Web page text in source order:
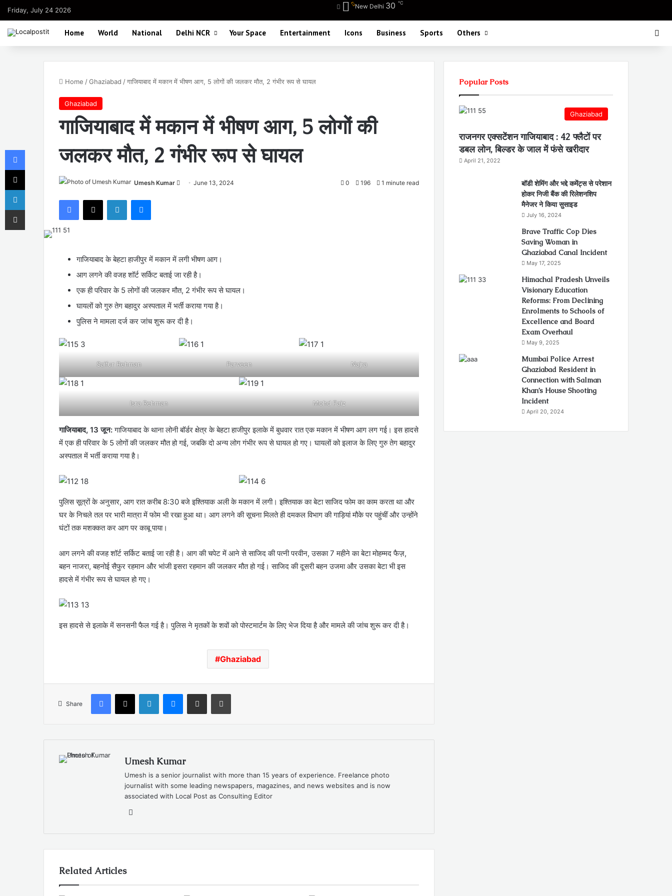
Friday, July 24 2026 New Delhi 30 ℃
Home World National Delhi NCR Your Space Entertainment Icons Business Sports Others Youtube
Home /Ghaziabad /गाजियाबाद में मकान में भीषण आग, 5 लोगों की जलकर मौत, 2 गंभीर रूप से घायल
Ghaziabad
गाजियाबाद में मकान में भीषण आग, 5 लोगों की
जलकर मौत, 2 गंभीर रूप से घायल
Umesh Kumar
SendJune 13, 2024 0 196 1 minute read
Facebook
X LinkedInMessenger
गाजियाबाद के बेहटा हाजीपुर में मकान में लगी भीषण आग।
आग लगने की वजह शॉर्ट सर्किट बताई जा रही है।
एक ही परिवार के 5 लोगों की जलकर मौत, 2 गंभीर रूप से घायल।
घायलों को गुरु तेग बहादुर अस्पताल में भर्ती कराया गया है।
पुलिस ने मामला दर्ज कर जांच शुरू कर दी है।
Saifur Rehman Parveen Najra
Isra Rehman Mohd Faiz
गाजियाबाद, 13 जून:गाजियाबाद के थाना लोनी बॉर्डर क्षेत्र के बेहटा हाजीपुर इलाके में बुधवार रात एक मकान में भीषण आग लग गई। इस हादसे
में एक ही परिवार के 5 लोगों की जलकर मौत हो गई, जबकि दो अन्य लोग गंभीर रूप से घायल हो गए। घायलों को इलाज के लिए गुरु तेग बहादुर
अस्पताल में भर्ती कराया गया है।
पुलिस सूत्रों के अनुसार, आग रात करीब 8:30 बजे इश्तियाक अली के मकान में लगी। इश्तियाक का बेटा साजिद फोम का काम करता था और
घर के निचले तल पर भारी मात्रा में फोम भी रखा हुआ था। आग लगने की सूचना मिलते ही दमकल विभाग की गाड़ियां मौके पर पहुंचीं और उन्होंने
घंटों तक मशक्कत कर आग पर काबू पाया।
आग लगने की वजह शॉर्ट सर्किट बताई जा रही है। आग की चपेट में आने से साजिद की पत्नी परवीन, उसका 7 महीने का बेटा मोहम्मद फैज़,
बहन नाजरा, बहनोई सैफुर रहमान और भांजी इसरा रहमान की जलकर मौत हो गई। साजिद की दूसरी बहन उजमा और उसका बेटा भी इस
हादसे में गंभीर रूप से घायल हो गए।
इस हादसे से इलाके में सनसनी फैल गई है। पुलिस ने मृतकों के शवों को पोस्टमार्टम के लिए भेज दिया है और मामले की जांच शुरू कर दी है।
Ghaziabad
Share
Facebook
X LinkedInMessenger
Share via Email Print
Umesh Kumar
Umesh is a senior journalist with more than 15 years of experience. Freelance photo
journalist with some leading newspapers, magazines, and news websites and is now
associated with Local Post as Consulting Editor
Related Articles
Popular Posts
Ghaziabad
राजनगर एक्सटेंशन गाजियाबाद : 42 फ्लैटों पर
डबल लोन, बिल्डर के जाल में फंसे खरीदार
April 21, 2022
बॉडी शेमिंग और भद्दे कमेंट्स से परेशान
होकर निजी बैंक की रिलेशनशिप
मैनेजर ने किया सुसाइड
July 16, 2024
Brave Traffic Cop Dies
Saving Woman in
Ghaziabad Canal Incident
May 17, 2025
Himachal Pradesh Unveils
Visionary Education
Reforms: From Declining
Enrolments to Schools of
Excellence and Board
Exam Overhaul
May 9, 2025
Mumbai Police Arrest
Ghaziabad Resident in
Connection with Salman
Khan’s House Shooting
Incident
April 20, 2024
Facebook
X
LinkedIn
Share via Email